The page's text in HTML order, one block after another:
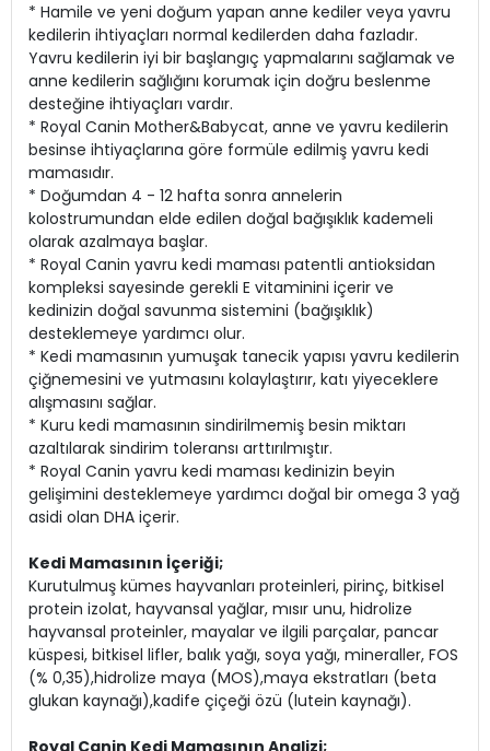
* Hamile ve yeni doğum yapan anne kediler veya yavru
kedilerin ihtiyaçları normal kedilerden daha fazladır.
Yavru kedilerin iyi bir başlangıç yapmalarını sağlamak ve
anne kedilerin sağlığını korumak için doğru beslenme
desteğine ihtiyaçları vardır.
* Royal Canin Mother&Babycat, anne ve yavru kedilerin
besinse ihtiyaçlarına göre formüle edilmiş yavru kedi
mamasıdır.
* Doğumdan 4 - 12 hafta sonra annelerin
kolostrumundan elde edilen doğal bağışıklık kademeli
olarak azalmaya başlar.
* Royal Canin yavru kedi maması patentli antioksidan
kompleksi sayesinde gerekli E vitaminini içerir ve
kedinizin doğal savunma sistemini (bağışıklık)
desteklemeye yardımcı olur.
* Kedi mamasının yumuşak tanecik yapısı yavru kedilerin
çiğnemesini ve yutmasını kolaylaştırır, katı yiyeceklere
alışmasını sağlar.
* Kuru kedi mamasının sindirilmemiş besin miktarı
azaltılarak sindirim toleransı arttırılmıştır.
* Royal Canin yavru kedi maması kedinizin beyin
gelişimini desteklemeye yardımcı doğal bir omega 3 yağ
asidi olan DHA içerir.
Kedi Mamasının İçeriği;
Kurutulmuş kümes hayvanları proteinleri, pirinç, bitkisel
protein izolat, hayvansal yağlar, mısır unu, hidrolize
hayvansal proteinler, mayalar ve ilgili parçalar, pancar
küspesi, bitkisel lifler, balık yağı, soya yağı, mineraller, FOS
(% 0,35),hidrolize maya (MOS),maya ekstratları (beta
glukan kaynağı),kadife çiçeği özü (lutein kaynağı).